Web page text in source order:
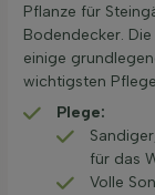
Pflanze für
Bodendecker.
einige
wichtigsten
Plege:
für das
Volle